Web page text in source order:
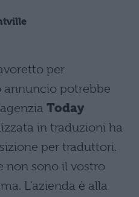
per
annuncio potrebbe
Today
in traduzioni ha
per traduttori.
non sono il vostro
L’azienda è alla